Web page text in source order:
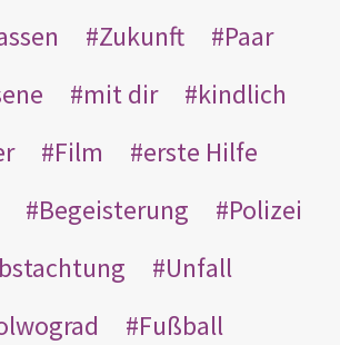
Zukunft
Paar
mit dir
kindlich
Film
erste Hilfe
Begeisterung
Polizei
Unfall
Fußball